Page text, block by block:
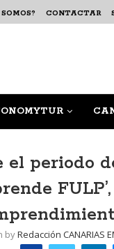
CONTACTAR
el periodo
byRedacción CANARIAS